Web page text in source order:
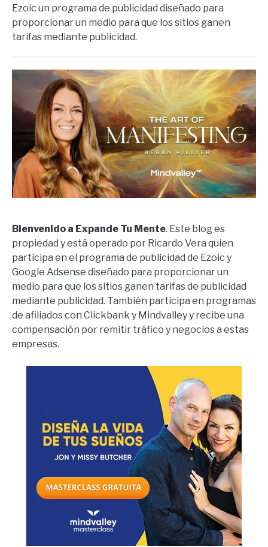
Ezoic un programa de publicidad diseñado para
proporcionar un medio para que los sitios ganen
tarifas mediante publicidad.
Bienvenido a Expande Tu Mente. Este blog es
propiedad y está operado por Ricardo Vera quien
participa en el programa de publicidad de Ezoic y
Google Adsense diseñado para proporcionar un
medio para que los sitios ganen tarifas de publicidad
mediante publicidad. También participa en programas
de afiliados con Clickbank y Mindvalley y recibe una
compensación por remitir tráfico y negocios a estas
empresas.